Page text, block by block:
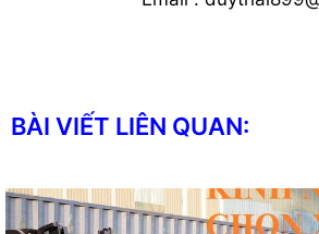
BÀI VIẾT LIÊN QUAN: